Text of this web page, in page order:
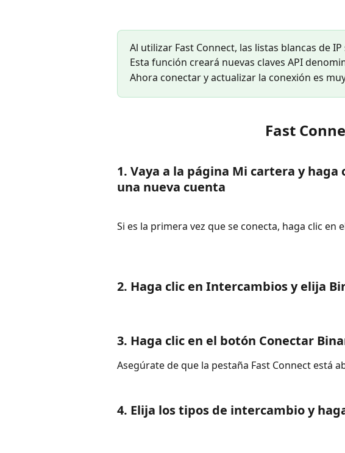
Al utilizar Fast Connect, las listas blancas de
Esta función creará nuevas claves API
Ahora conectar y actualizar la conexión es
Fast
1. Vaya a la página Mi cartera y
una nueva cuenta
Si es la primera vez que se conecta, haga clic en
2. Haga clic en Intercambios y elija
3. Haga clic en el botón Conectar
Asegúrate de que la pestaña Fast Connect está
4. Elija los tipos de intercambio y